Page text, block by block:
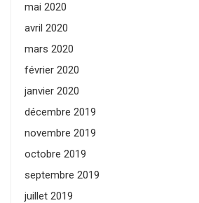
mai 2020
avril 2020
mars 2020
février 2020
janvier 2020
décembre 2019
novembre 2019
octobre 2019
septembre 2019
juillet 2019